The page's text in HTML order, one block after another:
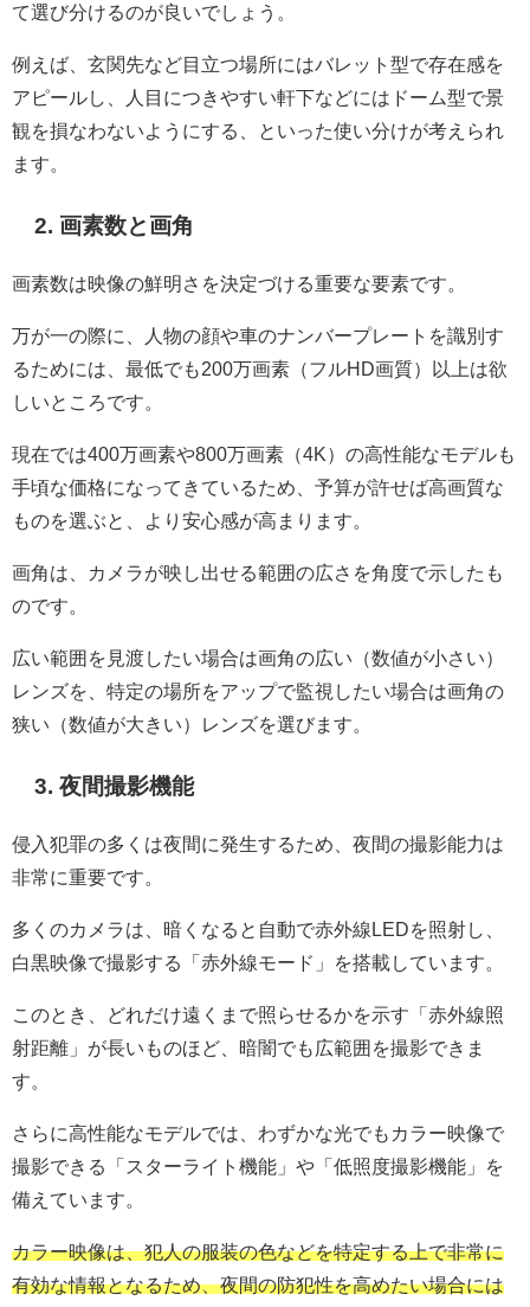
て選び分けるのが良いでしょう。
例えば、玄関先など目立つ場所にはバレット型で存在感を
アピールし、人目につきやすい軒下などにはドーム型で景
観を損なわないようにする、といった使い分けが考えられ
ます。
2. 画素数と画角
画素数は映像の鮮明さを決定づける重要な要素です。
万が一の際に、人物の顔や車のナンバープレートを識別す
るためには、最低でも200万画素（フルHD画質）以上は欲
しいところです。
現在では400万画素や800万画素（4K）の高性能なモデルも
手頃な価格になってきているため、予算が許せば高画質な
ものを選ぶと、より安心感が高まります。
画角は、カメラが映し出せる範囲の広さを角度で示したも
のです。
広い範囲を見渡したい場合は画角の広い（数値が小さい）
レンズを、特定の場所をアップで監視したい場合は画角の
狭い（数値が大きい）レンズを選びます。
3. 夜間撮影機能
侵入犯罪の多くは夜間に発生するため、夜間の撮影能力は
非常に重要です。
多くのカメラは、暗くなると自動で赤外線LEDを照射し、
白黒映像で撮影する「赤外線モード」を搭載しています。
このとき、どれだけ遠くまで照らせるかを示す「赤外線照
射距離」が長いものほど、暗闇でも広範囲を撮影できま
す。
さらに高性能なモデルでは、わずかな光でもカラー映像で
撮影できる「スターライト機能」や「低照度撮影機能」を
備えています。
カラー映像は、犯人の服装の色などを特定する上で非常に
有効な情報となるため、夜間の防犯性を高めたい場合には